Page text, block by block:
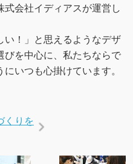
式会社イディアスが運営し
い！」と思えるようなデザ
びを中心に、私たちならで
いつも心掛けています。
くりを